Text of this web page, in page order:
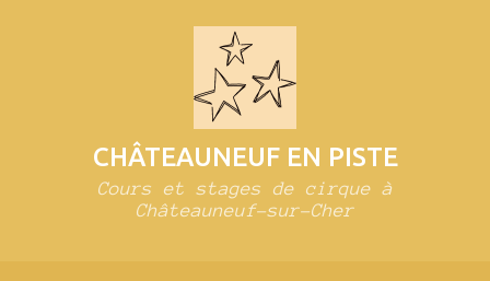
CHÂTEAUNEUF EN PISTE
Cours et stages de cirque à
Châteauneuf-sur-Cher